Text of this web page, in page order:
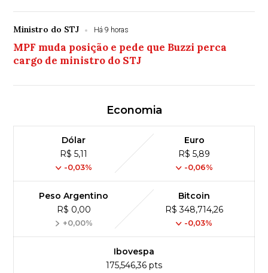
Ministro do STJ Há 9 horas
MPF muda posição e pede que Buzzi perca
cargo de ministro do STJ
Economia
Dólar
R$ 5,11
-0,03%
Euro
R$ 5,89
-0,06%
Peso Argentino
R$ 0,00
+0,00%
Bitcoin
R$ 348,714,26
-0,03%
Ibovespa
175,546,36 pts